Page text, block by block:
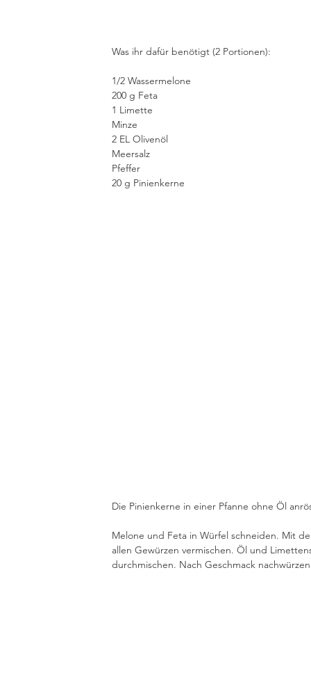
Was ihr dafür benötigt (2 Portionen):
1/2 Wassermelone
200 g Feta
1 Limette
Minze
2 EL Olivenöl
Meersalz
Pfeffer
20 g Pinienkerne
Die Pinienkerne in einer Pfanne ohne Öl
Melone und Feta in Würfel schneiden. Mit
allen Gewürzen vermischen. Öl und
durchmischen. Nach Geschmack